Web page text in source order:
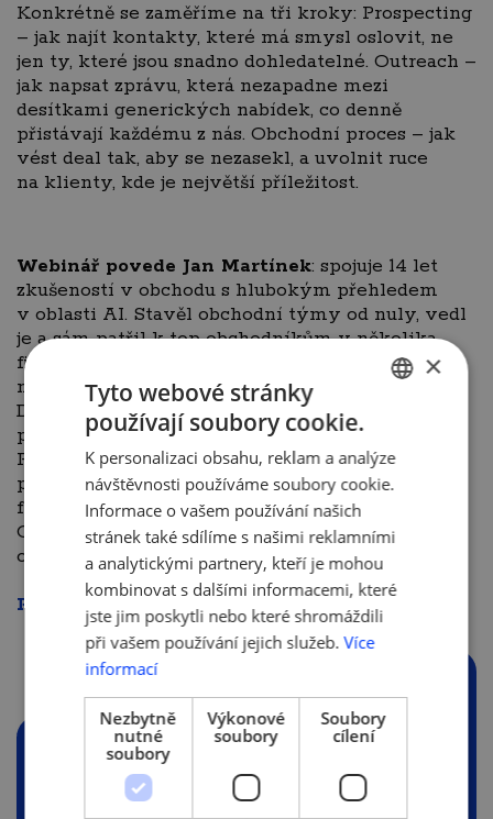
Konkrétně se zaměříme na tři kroky: Prospecting
– jak najít kontakty, které má smysl oslovit, ne
jen ty, které jsou snadno dohledatelné. Outreach –
jak napsat zprávu, která nezapadne mezi
desítkami generických nabídek, co denně
přistávají každému z nás. Obchodní proces – jak
vést deal tak, aby se nezasekl, a uvolnit ruce
na klienty, kde je největší příležitost.
Webinář povede Jan Martínek: spojuje 14 let
zkušeností v obchodu s hlubokým přehledem
v oblasti AI. Stavěl obchodní týmy od nuly, vedl
je a sám patřil k top obchodníkům v několika
firmách. AI se věnuje od vydání prvních GPT
modelů, kdy o ní většina firem ještě neslyšela.
Dnes pomáhá malým a středním firmám
převádět AI z experimentů do každodenní praxe.
Pracoval například s realitními kancelářemi,
personálními agenturami a marketingovými
firmami na automatizaci obchodních procesů.
Od hledání kontaktů přes personalizované
oslovování až po správu dat v CRM.
REGISTRACE
GALERIE
ENGLISH
×
Tyto webové stránky
používají soubory cookie.
K personalizaci obsahu, reklam a analýze
návštěvnosti používáme soubory cookie.
Informace o vašem používání našich
stránek také sdílíme s našimi reklamními
a analytickými partnery, kteří je mohou
kombinovat s dalšími informacemi, které
jste jim poskytli nebo které shromáždili
při vašem používání jejich služeb. Více
informací
Nezbytně
nutné
soubory
Výkonové
soubory
Soubory
cílení